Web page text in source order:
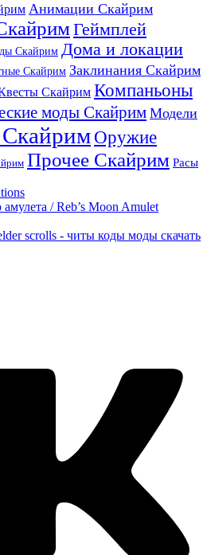
Анимации Скайрим
Геймплей
Скайрим Дома и локации
Скайрим Заклинания Скайрим
Скайрим Компаньоны
моды Скайрим Модели
Оружие
Прочее Скайрим Расы
/ Reb’s Moon Amulet